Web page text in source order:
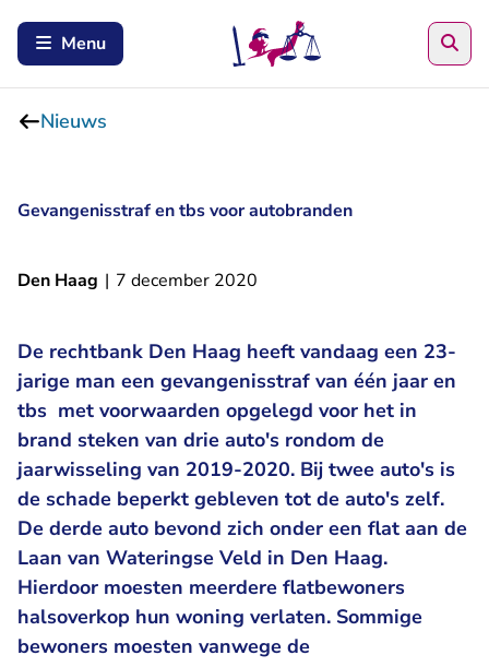
Menu
Nieuws
Gevangenisstraf en tbs voor autobranden
Den Haag | 7 december 2020
De rechtbank Den Haag heeft vandaag een 23-
jarige man een gevangenisstraf van één jaar en
tbs met voorwaarden opgelegd voor het in
brand steken van drie auto's rondom de
jaarwisseling van 2019-2020. Bij twee auto's is
de schade beperkt gebleven tot de auto's zelf.
De derde auto bevond zich onder een flat aan de
Laan van Wateringse Veld in Den Haag.
Hierdoor moesten meerdere flatbewoners
halsoverkop hun woning verlaten. Sommige
bewoners moesten vanwege de